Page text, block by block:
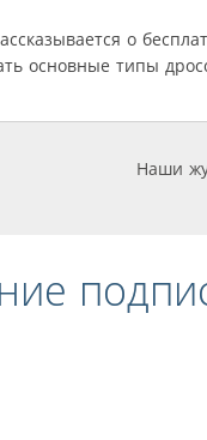
о
основные типы
Наши